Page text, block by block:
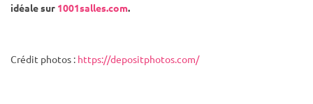
idéale sur 1001salles.com.
Crédit photos : https://depositphotos.com/